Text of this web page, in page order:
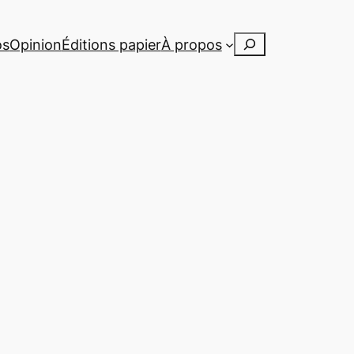
OpinionÉditions papierÀ propos Rechercher